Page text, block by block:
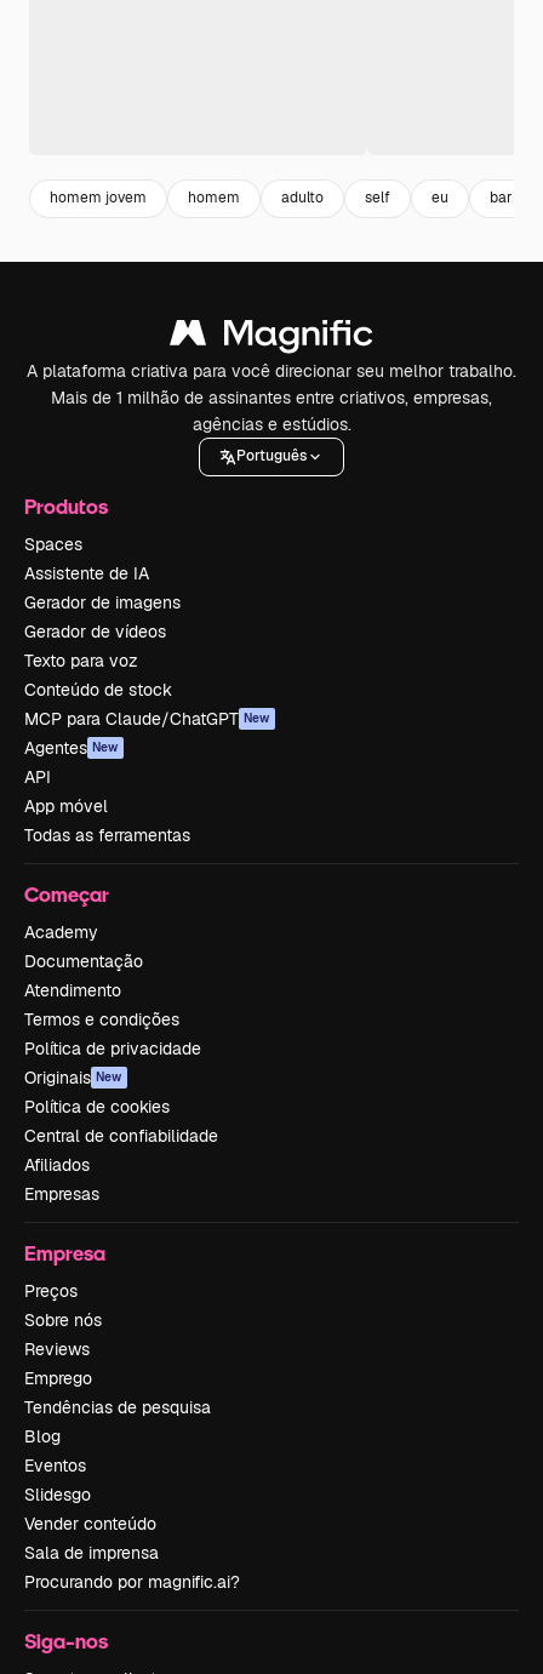
homem jovem homem adulto self eu barba
A plataforma criativa para você direcionar seu melhor trabalho.
Mais de 1 milhão de assinantes entre criativos, empresas,
agências e estúdios.
Português
Produtos
Spaces
Assistente de IA
Gerador de imagens
Gerador de vídeos
Texto para voz
Conteúdo de stock
MCP para Claude/ChatGPT New
Agentes New
API
App móvel
Todas as ferramentas
Começar
Academy
Documentação
Atendimento
Termos e condições
Política de privacidade
Originais New
Política de cookies
Central de confiabilidade
Afiliados
Empresas
Empresa
Preços
Sobre nós
Reviews
Emprego
Tendências de pesquisa
Blog
Eventos
Slidesgo
Vender conteúdo
Sala de imprensa
Procurando por magnific.ai?
Siga-nos